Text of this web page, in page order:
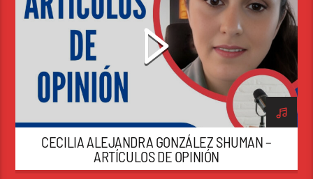
RADIO HEMISFÉRICA GLOBAL
CECILIA ALEJANDRA GONZÁLEZ SHUMAN –
ARTÍCULOS DE OPINIÓN